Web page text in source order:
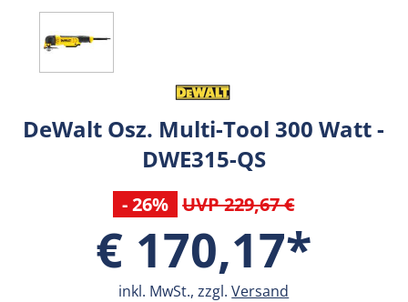
DeWalt Osz. Multi-Tool 300 Watt -
DWE315-QS
- 26% UVP 229,67 €
€ 170,17*
inkl. MwSt., zzgl.Versand